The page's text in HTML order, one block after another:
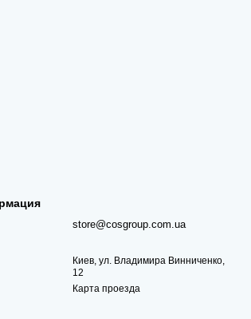
store@cosgroup.com.ua
Киев, ул. Владимира Винниченко,
12
Карта проезда